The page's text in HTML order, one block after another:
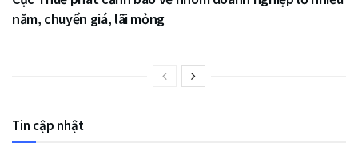
năm, chuyển giá, lãi mỏng
Tin cập nhật